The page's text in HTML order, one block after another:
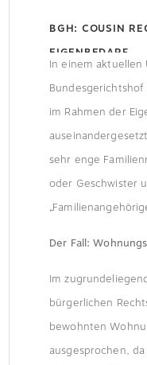
BGH: COUSIN
EIGENBEDARF
In einem
Bundesgerichtshof
im Rahmen der
sehr enge
oder Geschwister
Der Fall:
Im
bürgerlichen
bewohnten
ausgesprochen,